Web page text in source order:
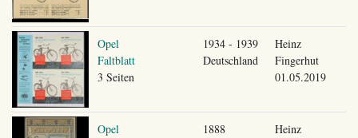
Opel
Faltblatt
3 Seiten
1934 - 1939
Deutschland
Heinz
Fingerhut
01.05.2019
Opel
1888
Heinz